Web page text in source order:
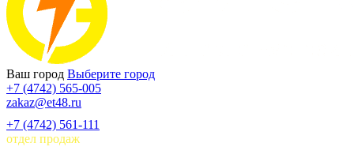
Ваш город Выберите город
+7 (4742) 565-005
zakaz@et48.ru
+7 (4742) 561-111
отдел продаж